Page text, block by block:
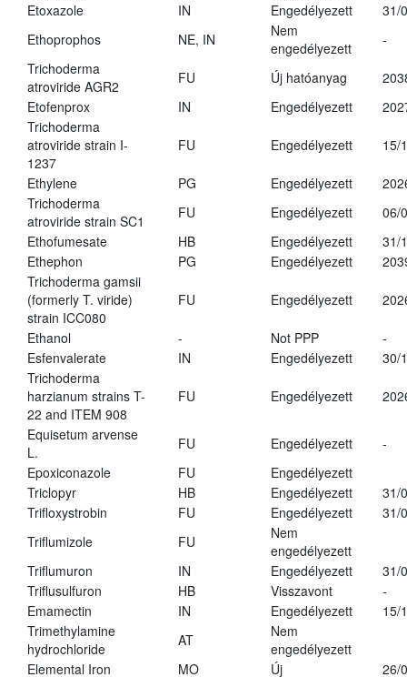
Etoxazole
IN Engedélyezett
31/
Ethoprophos
NE, IN
Nem
engedélyezett
-
Trichoderma
atroviride AGR2
FU Új hatóanyag
Etofenprox
IN Engedélyezett
Trichoderma
atroviride strain I-
1237
FU Engedélyezett 15/
Ethylene PG Engedélyezett
Trichoderma
atroviride strain SC1
FU Engedélyezett
06/
Ethofumesate
HB Engedélyezett
31/
Ethephon
PG Engedélyezett
Trichoderma gamsii
(formerly T. viride)
strain ICC080
FU Engedélyezett
Ethanol - Not PPP
-
Esfenvalerate
IN Engedélyezett
30/
Trichoderma
harzianum strains T-
22 and ITEM 908
FU Engedélyezett
Equisetum arvense
L.
FU Engedélyezett
-
Epoxiconazole
FU
Engedélyezett
Triclopyr
HB Engedélyezett
31/
Trifloxystrobin
FU Engedélyezett
31/
Triflumizole
FU
Nem
engedélyezett
Triflumuron
IN Engedélyezett
31/
Triflusulfuron
HB Visszavont
-
Emamectin
IN Engedélyezett
15/
Trimethylamine
hydrochloride
AT
Nem
engedélyezett
Elemental Iron
MO Új
26/